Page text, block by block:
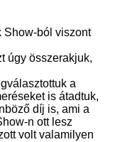
Show-ból viszont
úgy összerakjuk,
a
is átadtuk,
díj is, ami a
n ott lesz
volt valamilyen